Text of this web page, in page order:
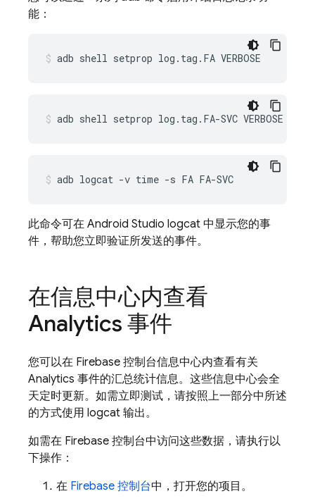
能：
adb shell setprop log.tag.FA VERBOSE
adb shell setprop log.tag.FA-SVC VERBOSE
adb logcat -v time -s FA FA-SVC
此命令可在 Android Studio logcat 中显示您的事
件，帮助您立即验证所发送的事件。
在信息中心内查看
Analytics 事件
您可以在 Firebase 控制台信息中心内查看有关
Analytics 事件的汇总统计信息。这些信息中心会全
天定时更新。如需立即测试，请按照上一部分中所述
的方式使用 logcat 输出。
如需在 Firebase 控制台中访问这些数据，请执行以
下操作：
在 Firebase 控制台中，打开您的项目。